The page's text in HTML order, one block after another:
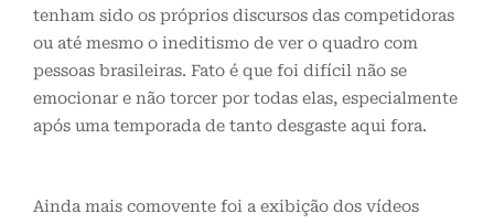
tenham sido os próprios discursos das competidoras
ou até mesmo o ineditismo de ver o quadro com
pessoas brasileiras. Fato é que foi difícil não se
emocionar e não torcer por todas elas, especialmente
após uma temporada de tanto desgaste aqui fora.
Ainda mais comovente foi a exibição dos vídeos